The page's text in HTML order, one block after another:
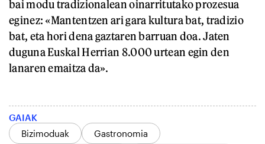
bai modu tradizionalean oinarritutako prozesua
eginez: «Mantentzen ari gara kultura bat, tradizio
bat, eta hori dena gaztaren barruan doa. Jaten
duguna Euskal Herrian 8.000 urtean egin den
lanaren emaitza da».
GAIAK
Bizimoduak
Gastronomia